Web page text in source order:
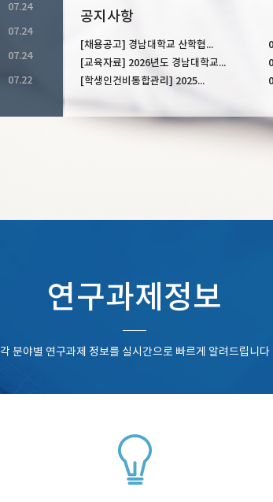
연구과제정보
각 분야별 연구과제 정보를 실시간으로 빠르게 알려드립니다
07.24
07.24
07.24
07.22
공지사항
[채용공고] 경남대학교 산학협...
[교육자료] 2026년도 경남대학교...
[학생인건비통합관리] 2025...